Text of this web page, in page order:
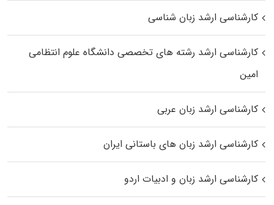
کارشناسی ارشد زبان شناسی
کارشناسی ارشد رﺷﺘﻪ ﻫﺎی تخصصی داﻧﺸﮕﺎه ﻋﻠﻮم انتظامی
اﻣﻴﻦ
کارشناسی ارشد زبان عربی
کارشناسی ارشد زبان‌ های باستانی ایران
کارشناسی ارشد زبان و ادبیات اردو